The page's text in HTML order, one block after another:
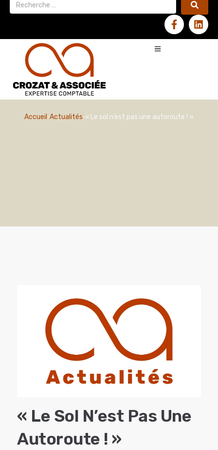
Accueil Actualités « Le sol n’est pas une autoroute ! »
« Le Sol N’est Pas Une
Autoroute ! »